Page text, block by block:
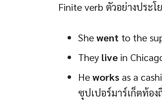
Finite verb ตัวอย่างประโ
Shewent to the
They live in
Heworks as a
ซุปเปอร์มาร์เก็ตท้อง